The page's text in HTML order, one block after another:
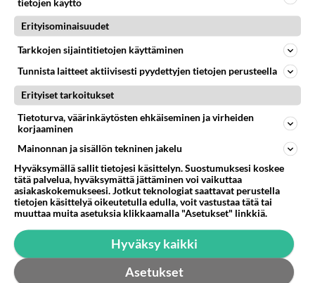
2026-07-05 21:08:48
Anonyymi00051kirjoitti:
Ne "pikku nistitkin" on jonkun lapsia,sisaruksia,ystäviä
ja rakkaita.
Ajatteleppa silleen, että jos on hommansa
päästänyt siihen kuosiin, että löytää itsensä
katselemasta haulikon piippua, niin eipä tuossa
kukaan läheisiiä mene syyttämään. Itse on
soppansa keittänyt.
Äänestä Kommentoi
Anonyymi00054
2026-07-05 22:18:32
kirjoitti:
tietojen käyttö
Erityisominaisuudet
Tarkkojen sijaintitietojen käyttäminen
Tunnista laitteet aktiivisesti pyydettyjen tietojen perusteella
Erityiset tarkoitukset
Tietoturva, väärinkäytösten ehkäiseminen ja virheiden
korjaaminen
Mainonnan ja sisällön tekninen jakelu
Hyväksymällä sallit tietojesi käsittelyn. Suostumuksesi koskee
tätä palvelua, hyväksymättä jättäminen voi vaikuttaa
asiakaskokemukseesi. Jotkut teknologiat saattavat perustella
tietojen käsittelyä oikeutetulla edulla, voit vastustaa tätä tai
muuttaa muita asetuksia klikkaamalla "Asetukset" linkkiä.
Hyväksy kaikki
Asetukset